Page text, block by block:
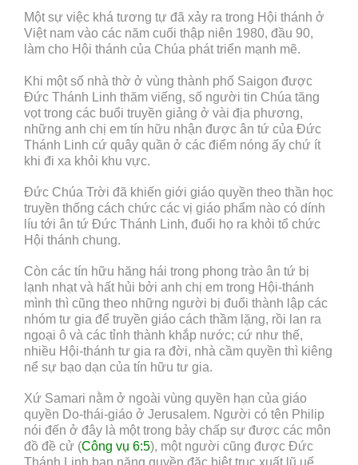
Một sự việc khá tương tự đã xảy ra trong Hội thánh ở
Việt nam vào các năm cuối thập niên 1980, đầu 90,
làm cho Hội thánh của Chúa phát triển mạnh mẽ.
Khi một số nhà thờ ở vùng thành phố Saigon được
Đức Thánh Linh thăm viếng, số người tin Chúa tăng
vọt trong các buổi truyền giảng ở vài địa phương,
những anh chị em tín hữu nhận được ân tứ của Đức
Thánh Linh cứ quây quần ở các điểm nóng ấy chứ ít
khi đi xa khỏi khu vực.
Đức Chúa Trời đã khiến giới giáo quyền theo thần học
truyền thống cách chức các vị giáo phẩm nào có dính
líu tới ân tứ Đức Thánh Linh, đuổi họ ra khỏi tổ chức
Hội thánh chung.
Còn các tín hữu hăng hái trong phong trào ân tứ bị
lạnh nhạt và hất hủi bởi anh chị em trong Hội-thánh
mình thì cũng theo những người bị đuổi thành lập các
nhóm tư gia để truyền giáo cách thầm lặng, rồi lan ra
ngoại ô và các tỉnh thành khắp nước; cứ như thế,
nhiều Hội-thánh tư gia ra đời, nhà cầm quyền thì kiêng
nể sự bạo dạn của tín hữu tư gia.
Xứ Samari nằm ở ngoài vùng quyền hạn của giáo
quyền Do-thái-giáo ở Jerusalem. Người có tên Philip
nói đến ở đây là một trong bảy chấp sự được các môn
đồ đề cử (Công vụ 6:5), một người cũng được Đức